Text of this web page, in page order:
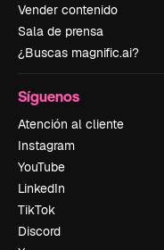
Vender contenido
Sala de prensa
¿Buscas magnific.ai?
Síguenos
Atención al cliente
Instagram
YouTube
LinkedIn
TikTok
Discord